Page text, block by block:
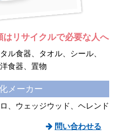
は リサイクルで必要な人へ
ル食器
タオル、シール
洋食器 置物
メーカー
ウェッジウッド ヘレンド
問い合わせる